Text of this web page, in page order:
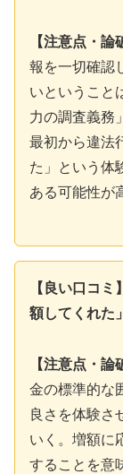
【注意点・論
報を一切確認
いということ
力の調査義務
最初から違法
た」という体
ある可能性が
【良い口コ
額してくれた」
【注意点・論
金の標準的な
良さを体験さ
いく。増額に
することを意